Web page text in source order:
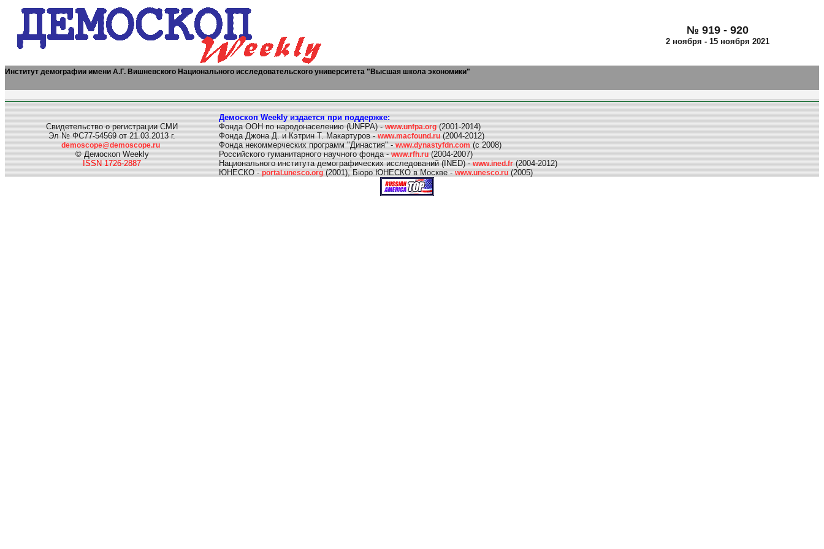
№ 919 - 920
2 ноября - 15 ноября 2021
Институт демографии имени А.Г. Вишневского Национального исследовательского университета "Высшая школа экономики"
Свидетельство о регистрации СМИ
Эл № ФС77-54569 от 21.03.2013 г.
demoscope@demoscope.ru
© Демоскоп Weekly
ISSN 1726-2887
Демоскоп Weekly издается при поддержке:
Фонда ООН по народонаселению (UNFPA) -www.unfpa.org(2001-2014)
Фонда Джона Д. и Кэтрин Т. Макартуров -www.macfound.ru(2004-2012)
Фонда некоммерческих программ "Династия" -www.dynastyfdn.com(с 2008)
Российского гуманитарного научного фонда -www.rfh.ru(2004-2007)
Национального института демографических исследований (INED) -www.ined.fr(2004-2012)
ЮНЕСКО -portal.unesco.org(2001), Бюро ЮНЕСКО в Москве -www.unesco.ru(2005)